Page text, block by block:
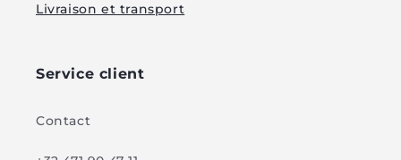
Livraison et transport
Service client
Contact